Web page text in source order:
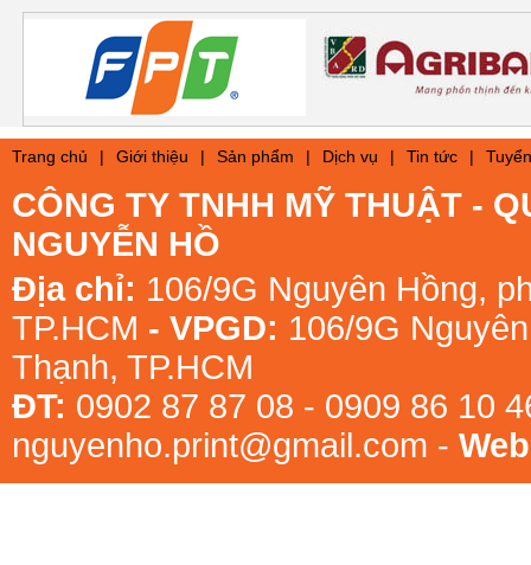
Trang chủ | Giới thiệu | Sản phẩm | Dịch vụ | Tin tức |
CÔNG TY TNHH MỸ THUẬT -
NGUYỄN HỒ
Địa chỉ: 106/9G Nguyên Hồng,
TP.HCM - VPGD: 106/9G
Thạnh, TP.HCM
ĐT: 0902 87 87 08 - 0909 86 10
nguyenho.print@gmail.com -